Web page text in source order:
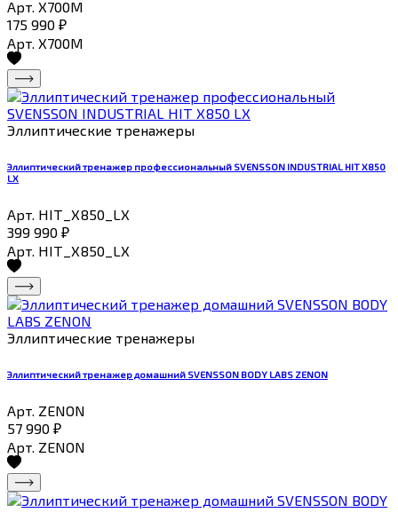
Арт. X700M
175 990 ₽
Арт. X700M
Эллиптические тренажеры
Эллиптический тренажер профессиональный SVENSSON INDUSTRIAL HIT X850
LX
Арт. HIT_X850_LX
399 990 ₽
Арт. HIT_X850_LX
Эллиптические тренажеры
Эллиптический тренажер домашний SVENSSON BODY LABS ZENON
Арт. ZENON
57 990 ₽
Арт. ZENON